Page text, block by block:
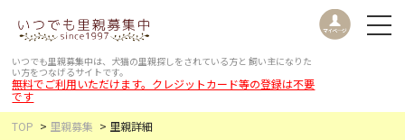
いつでも里親募集中は、犬猫の里親探しをされている方と 飼い主になりた
い方をつなげるサイトです。
無料でご利用いただけます。クレジットカード等の登録は不要
です
TOP
里親募集 里親詳細